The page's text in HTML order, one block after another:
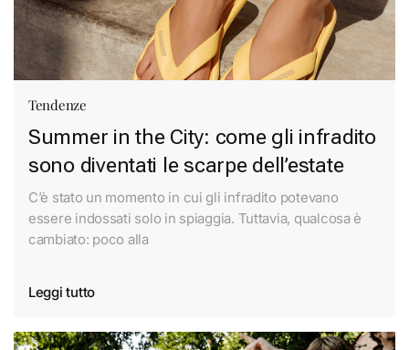
Tendenze
Summer in the City: come gli infradito
sono diventati le scarpe dell’estate
C’è stato un momento in cui gli infradito potevano
essere indossati solo in spiaggia. Tuttavia, qualcosa è
cambiato: poco alla
Leggi tutto